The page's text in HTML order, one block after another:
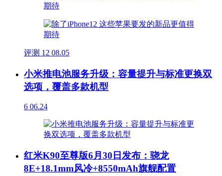
评测 12 08.05
小米推电池服务升级：容量提升与标准更换双
选项，覆盖多款机型
6 06.24
红米K90至尊版6月30日发布：骁龙
8E+18.1mm风冷+8550mAh旗舰配置